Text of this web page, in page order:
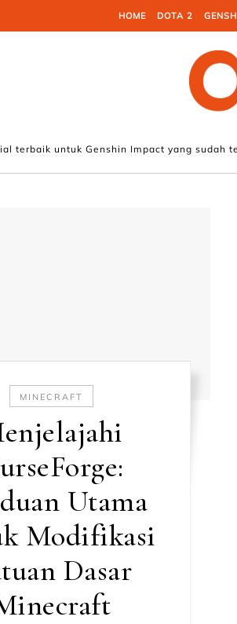
HOME DOTA 2
terbaik untuk Genshin Impact yang sudah
MINECRAFT
Utama
Modifikasi
Dasar